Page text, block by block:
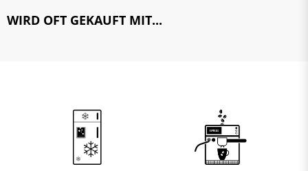
WIRD OFT GEKAUFT MIT...